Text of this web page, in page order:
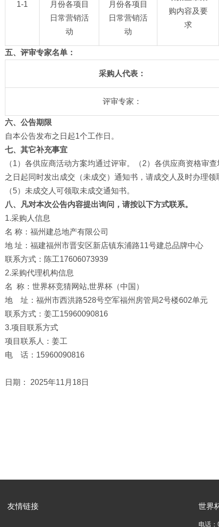
1-1
月份各项目
日常营销活
动
月份各项目
日常营销活
动
购内容及要
求
五、评审专家名单：
采购人代表：
评审专家：
六、公告期限
自本公告发布之日起1个工作日。
七、其它补充事宜
（1）各供应商活动方案均通过评审。（2）各供应商资格审
之日起同时发出成交（未成交）通知书，请成交人及时办理
（5）未成交人可领取未成交通知书。
八、凡对本次公告内容提出询问，请按以下方式联系。
1.采购人信息
名 称：福州建总地产有限公司
地 址：福建福州市晋安区新店镇东浦路11号建总品牌中心
联系方式：陈工17606073939
2.采购代理机构信息
名 称：世界杯竞猜网站,世界杯（中国）
地 址：福州市西洪路528号空军福州房管局2号楼602单元
联系方式：姜工15960090816
3.项目联系方式
项目联系人：姜工
电 话：15960090816
日期： 2025年11月18日
友情链接 世界
电话：